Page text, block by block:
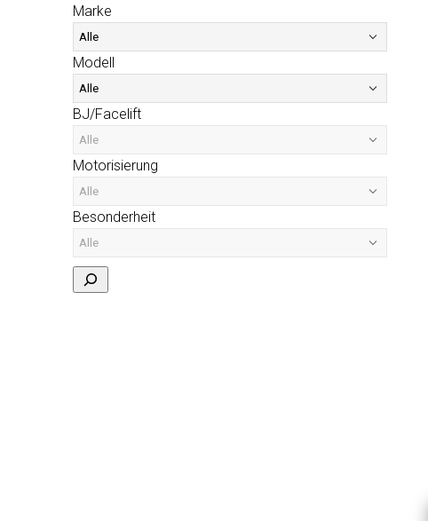
Marke
Modell
BJ/Facelift
Motorisierung
Besonderheit